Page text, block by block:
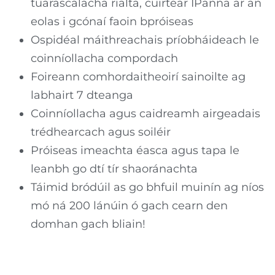
tuarascálacha rialta, cuirtear IPanna ar an
eolas i gcónaí faoin bpróiseas
Ospidéal máithreachais príobháideach le
coinníollacha compordach
Foireann comhordaitheoirí sainoilte ag
labhairt 7 dteanga
Coinníollacha agus caidreamh airgeadais
trédhearcach agus soiléir
Próiseas imeachta éasca agus tapa le
leanbh go dtí tír shaoránachta
Táimid bródúil as go bhfuil muinín ag níos
mó ná 200 lánúin ó gach cearn den
domhan gach bliain!